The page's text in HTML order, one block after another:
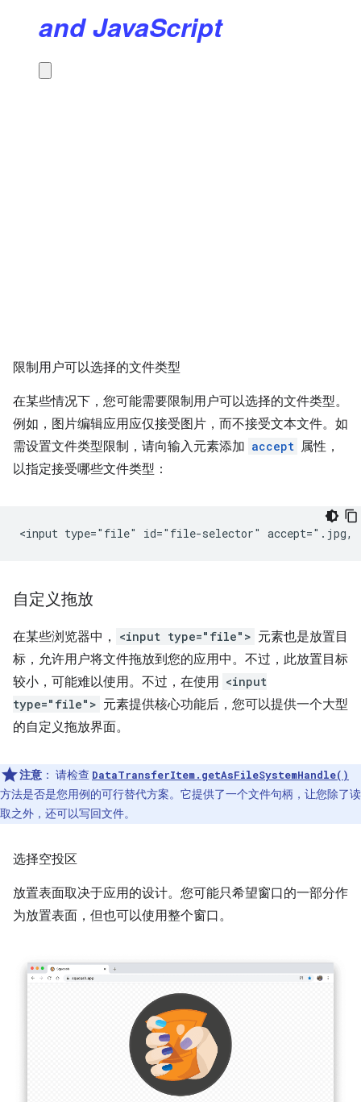
限制用户可以选择的文件类型
在某些情况下，您可能需要限制用户可以选择的文件类型。
例如，图片编辑应用应仅接受图片，而不接受文本文件。如
需设置文件类型限制，请向输入元素添加 accept 属性，
以指定接受哪些文件类型：
自定义拖放
在某些浏览器中， <input type="file"> 元素也是放置目
标，允许用户将文件拖放到您的应用中。不过，此放置目标
较小，可能难以使用。不过，在使用 <input
type="file"> 元素提供核心功能后，您可以提供一个大型
的自定义拖放界面。
注意 ： 请检查 DataTransferItem.getAsFileSystemHandle()
方法是否是您用例的可行替代方案。它提供了一个文件句柄，让您除了读
取之外，还可以写回文件。
选择空投区
放置表面取决于应用的设计。您可能只希望窗口的一部分作
为放置表面，但也可以使用整个窗口。